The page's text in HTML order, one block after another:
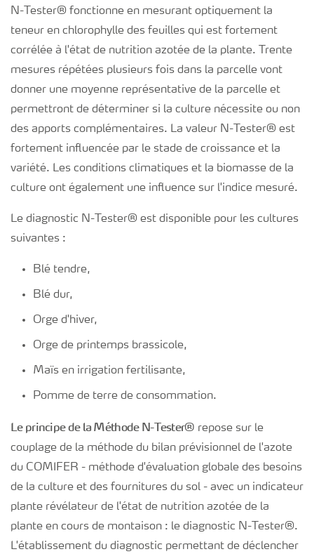
N-Tester® fonctionne en mesurant optiquement la
teneur en chlorophylle des feuilles qui est fortement
corrélée à l'état de nutrition azotée de la plante. Trente
mesures répétées plusieurs fois dans la parcelle vont
donner une moyenne représentative de la parcelle et
permettront de déterminer si la culture nécessite ou non
des apports complémentaires. La valeur N-Tester® est
fortement influencée par le stade de croissance et la
variété. Les conditions climatiques et la biomasse de la
culture ont également une influence sur l'indice mesuré.
Le diagnostic N-Tester® est disponible pour les cultures
suivantes :
Blé tendre,
Blé dur,
Orge d'hiver,
Orge de printemps brassicole,
Maïs en irrigation fertilisante,
Pomme de terre de consommation.
Le principe de la Méthode N-Tester® repose sur le
couplage de la méthode du bilan prévisionnel de l'azote
du COMIFER - méthode d'évaluation globale des besoins
de la culture et des fournitures du sol - avec un indicateur
plante révélateur de l'état de nutrition azotée de la
plante en cours de montaison : le diagnostic N-Tester®.
L'établissement du diagnostic permettant de déclencher